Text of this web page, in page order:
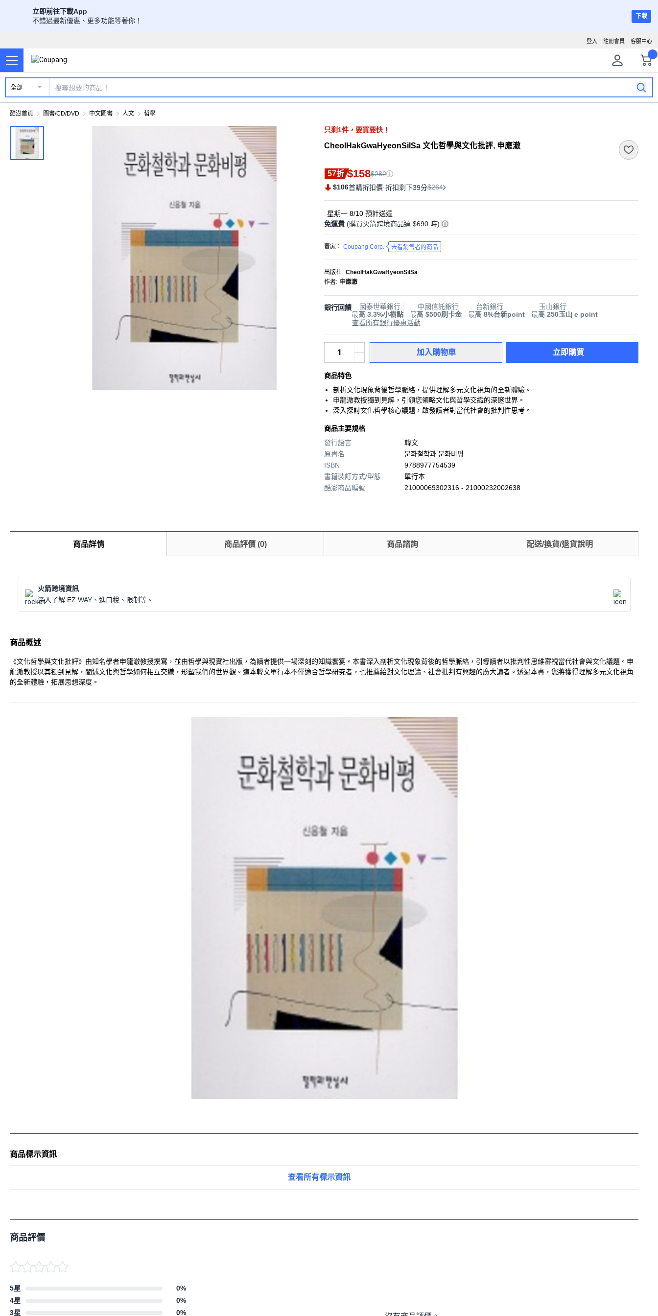
立即前往下載App
不錯過最新優惠、更多功能等著你！
下載
客服中心
註冊會員
登入
全部
酷澎首頁 圖書/CD/DVD 中文圖書 人文 哲學
只剩1件， 要買要快！
CheolHakGwaHyeonSilSa 文化哲學與文化批評, 申應澈
57折 $158$282
$106首購折扣價·折扣剩下39分$264
星期一 8/10 預計送達
免運費 (購買火箭跨境商品達 $690 時)
賣家： Coupang Corp. 去看銷售者的商品
出版社: CheolHakGwaHyeonSilSa
作者: 申應澈
銀行回饋
國泰世華銀行
最高 3.3%小樹點
中國信託銀行
最高 $500刷卡金
台新銀行
最高 8%台新point
玉山銀行
最高 250玉山 e point
查看所有銀行優惠活動
加入購物車 立即購買
商品特色
剖析文化現象背後哲學脈絡，提供理解多元文化視角的全新體驗。
申龍澈教授獨到見解，引領您領略文化與哲學交織的深邃世界。
深入探討文化哲學核心議題，啟發讀者對當代社會的批判性思考。
商品主要規格
發行語言
韓文
原書名
문화철학과 문화비평
ISBN
9788977754539
書籍裝訂方式/型態
單行本
酷澎商品編號
21000069302316 - 21000232002638
商品詳情 商品評價(0) 商品諮詢 配送/換貨/退貨說明
火箭跨境資訊
深入了解 EZ WAY、進口稅、限制等。
商品概述
《文化哲學與文化批評》由知名學者申龍澈教授撰寫，並由哲學與現實社出版，為讀者提供一場深刻的知識饗宴。本書深入剖析文化現象背後的哲學脈絡，引導讀者以批判性思維審視當代社會與文化議題。申
龍澈教授以其獨到見解，闡述文化與哲學如何相互交織，形塑我們的世界觀。這本韓文單行本不僅適合哲學研究者，也推薦給對文化理論、社會批判有興趣的廣大讀者。透過本書，您將獲得理解多元文化視角
的全新體驗，拓展思想深度。
商品標示資訊
查看所有標示資訊
商品評價
5星 0%
4星
0%
3星
0%